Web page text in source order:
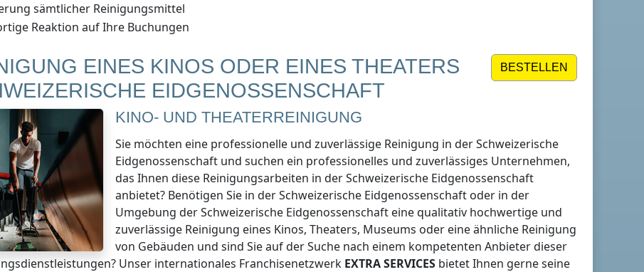
sämtlicher Reinigungsmittel
Reaktion auf Ihre Buchungen
BESTELLEN
EINES KINOS ODER EINES THEATERS
EIDGENOSSENSCHAFT
KINO- UND THEATERREINIGUNG
Sie möchten eine professionelle und zuverlässige Reinigung in der Schweizerische
Eidgenossenschaft und suchen ein professionelles und zuverlässiges Unternehmen,
das Ihnen diese Reinigungsarbeiten in der Schweizerische Eidgenossenschaft
anbietet? Benötigen Sie in der Schweizerische Eidgenossenschaft oder in der
Umgebung der Schweizerische Eidgenossenschaft eine qualitativ hochwertige und
zuverlässige Reinigung eines Kinos, Theaters, Museums oder eine ähnliche Reinigung
von Gebäuden und sind Sie auf der Suche nach einem kompetenten Anbieter dieser
Unser internationales Franchisenetzwerk EXTRA SERVICES bietet Ihnen gerne seine